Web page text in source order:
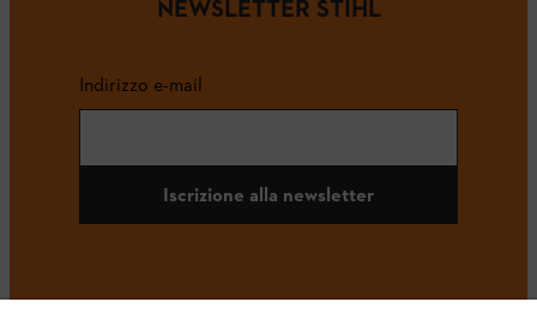
NEWSLETTER STIHL
Indirizzo e-mail
Iscrizione alla newsletter